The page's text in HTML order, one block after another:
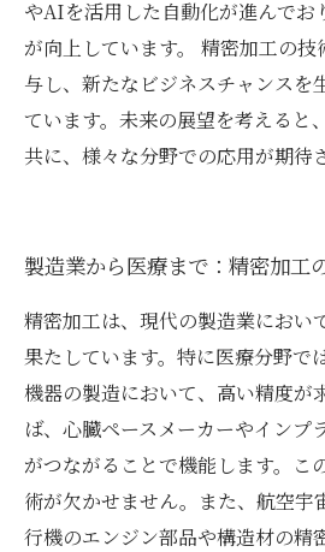
やAIを活用した自動化が進んでお
が向上しています。 精密加工の
与し、新たなビジネスチャンスを
ています。未来の展望を考えると
共に、様々な分野での応用が期待
製造業から医療まで：精密加工
精密加工は、現代の製造業におい
果たしています。特に医療分野で
機器の製造において、高い精度が
ば、心臓ペースメーカーやインプ
がつながることで機能します。こ
術が欠かせません。また、航空宇
行機のエンジン部品や構造材の精